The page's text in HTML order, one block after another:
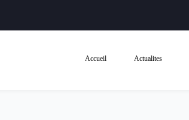
Accueil Actualites